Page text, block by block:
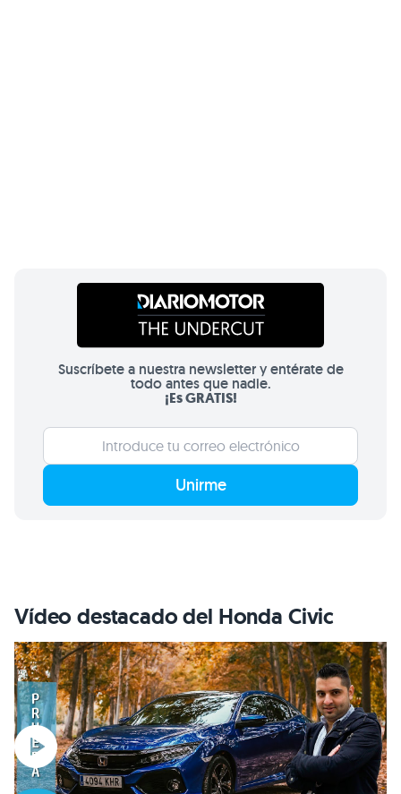
Suscríbete a nuestra newsletter y entérate de
todo antes que nadie.
¡Es GRATIS!
Unirme
Vídeo destacado del Honda Civic